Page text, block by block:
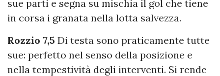
sue parti e segna su mischia il gol che tiene
in corsa i granata nella lotta salvezza.
Rozzio 7,5 Di testa sono praticamente tutte
sue: perfetto nel senso della posizione e
nella tempestività degli interventi. Si rende